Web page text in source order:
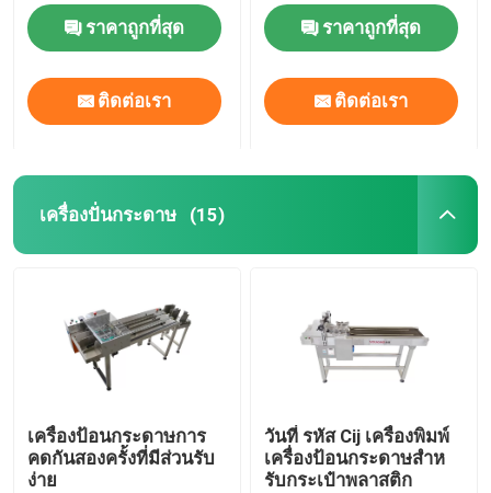
ราคาถูกที่สุด
ติดต่อเรา
ราคาถูกที่สุด
ติดต่อเรา
เครื่องปั่นกระดาษ (15)
เครื่องป้อนกระดาษการ
คดกันสองครั้งที่มีส่วนรับ
ง่าย
วันที่ รหัส Cij เครื่องพิมพ์
เครื่องป้อนกระดาษสําห
รับกระเป๋าพลาสติก